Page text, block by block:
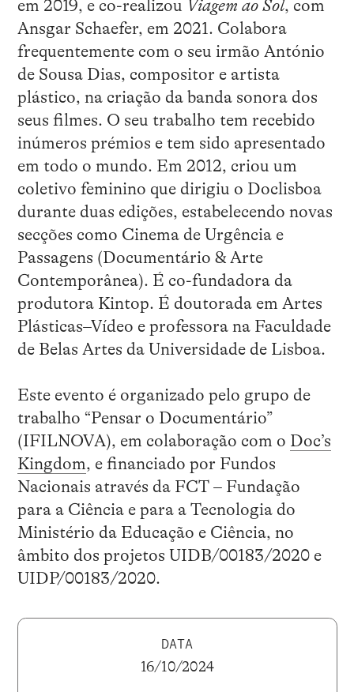
em 2019, e co-realizou Viagem ao Sol, com
Ansgar Schaefer, em 2021. Colabora
frequentemente com o seu irmão António
de Sousa Dias, compositor e artista
plástico, na criação da banda sonora dos
seus filmes. O seu trabalho tem recebido
inúmeros prémios e tem sido apresentado
em todo o mundo. Em 2012, criou um
coletivo feminino que dirigiu o Doclisboa
durante duas edições, estabelecendo novas
secções como Cinema de Urgência e
Passagens (Documentário & Arte
Contemporânea). É co-fundadora da
produtora Kintop. É doutorada em Artes
Plásticas–Vídeo e professora na Faculdade
de Belas Artes da Universidade de Lisboa.
Este evento é organizado pelo grupo de
trabalho “Pensar o Documentário”
(IFILNOVA), em colaboração com o Doc’s
Kingdom, e financiado por Fundos
Nacionais através da FCT – Fundação
para a Ciência e para a Tecnologia do
Ministério da Educação e Ciência, no
âmbito dos projetos UIDB/00183/2020 e
UIDP/00183/2020.
DATA
16/10/2024